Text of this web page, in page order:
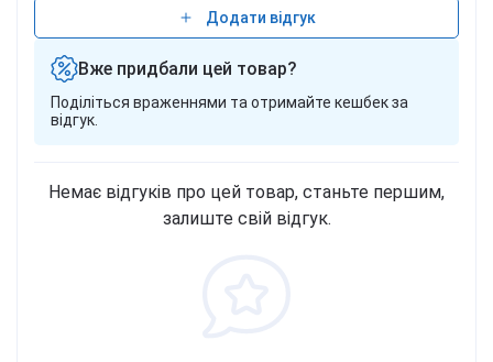
Додати відгук
Вже придбали цей товар?
Поділіться враженнями та отримайте кешбек за
відгук.
Немає відгуків про цей товар, станьте першим,
залиште свій відгук.